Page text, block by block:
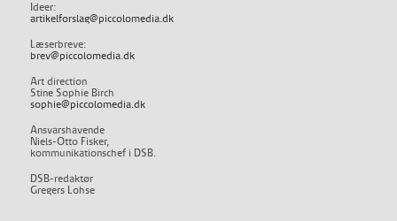
Ideer:
artikelforslag@piccolomedia.dk
Læserbreve:
brev@piccolomedia.dk
Art direction
Stine Sophie Birch
sophie@piccolomedia.dk
Ansvarshavende
Niels-Otto Fisker,
kommunikationschef i DSB.
DSB-redaktør
Gregers Lohse